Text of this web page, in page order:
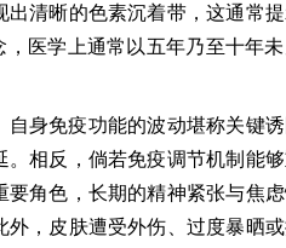
清晰的色素沉着带，这通常
医学上通常以五年乃至十年
身免疫功能的波动堪称关键
相反，倘若免疫调节机制能
角色，长期的精神紧张与焦
，皮肤遭受外伤、过度暴晒